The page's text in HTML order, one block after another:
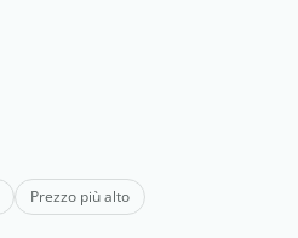
Prezzo più alto